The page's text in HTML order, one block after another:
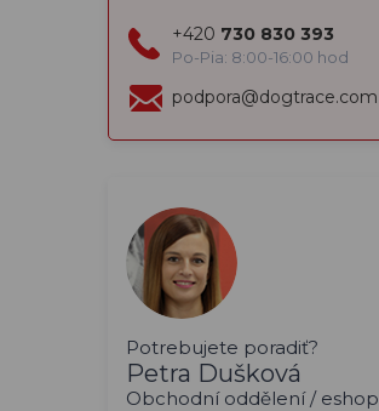
+420 730 830 393
Po-Pia: 8:00-16:00 hod
podpora@dogtrace.com
Potrebujete poradiť?
Petra Dušková
Obchodní oddělení / eshop